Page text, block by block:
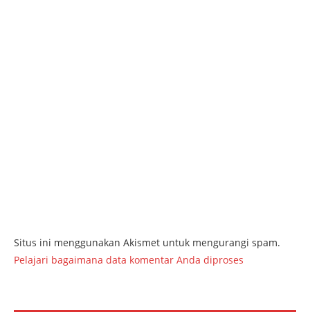
Situs ini menggunakan Akismet untuk mengurangi spam.
Pelajari bagaimana data komentar Anda diproses